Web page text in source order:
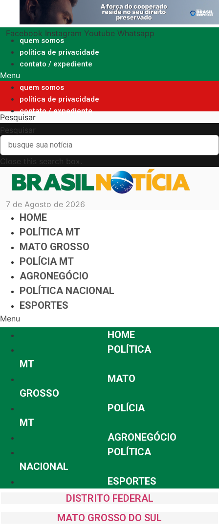
o
conteúdo
Facebook Instagram Youtube Whatsapp
quem somos
política de privacidade
contato / expediente
Menu
quem somos
política de privacidade
contato / expediente
Pesquisar
Pesquisar
Close this search box.
7 de Agosto de 2026
HOME
POLÍTICA MT
MATO GROSSO
POLÍCIA MT
AGRONEGÓCIO
POLÍTICA NACIONAL
ESPORTES
Menu
HOME
POLÍTICA
MT
MATO
GROSSO
POLÍCIA
MT
AGRONEGÓCIO
POLÍTICA
NACIONAL
ESPORTES
DISTRITO FEDERAL
MATO GROSSO DO SUL